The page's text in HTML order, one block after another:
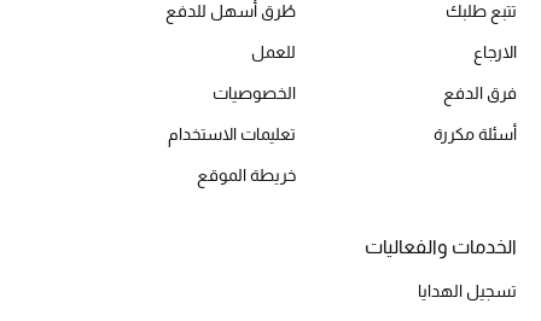
تتبع طلبك
الارجاع
فرق الدفع
أسئلة مكررة
طُرق أسهل للدفع
للعمل
الخصوصيات
تعليمات الاستخدام
خريطة الموقع
الخدمات والفعاليات
تسجيل الهدايا